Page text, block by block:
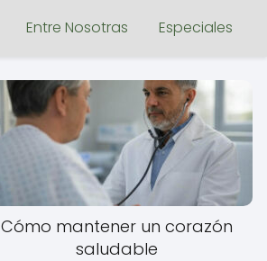
Entre Nosotras Especiales
Cómo mantener un corazón
saludable